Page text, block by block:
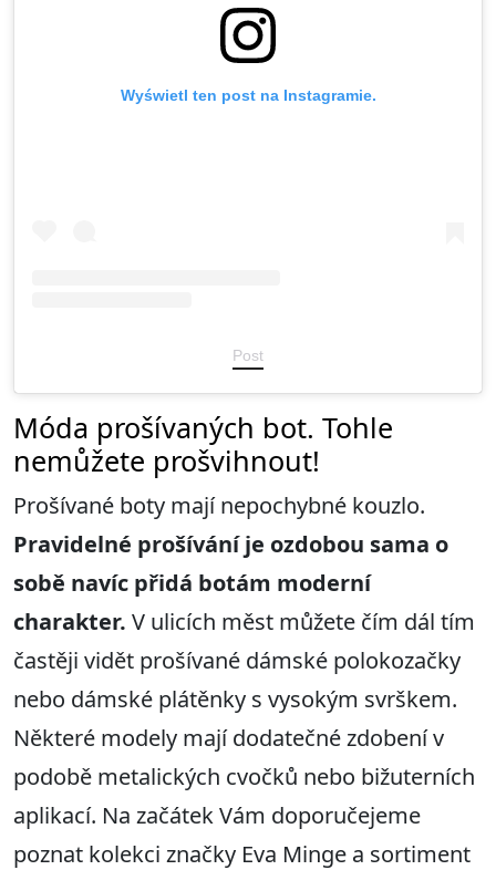
Wyświetl ten post na Instagramie.
Post
Móda prošívaných bot. Tohle
nemůžete prošvihnout!
Prošívané boty mají nepochybné kouzlo.
Pravidelné prošívání je ozdobou sama o
sobě navíc přidá botám moderní
charakter. V ulicích měst můžete čím dál tím
častěji vidět prošívané dámské polokozačky
nebo dámské plátěnky s vysokým svrškem.
Některé modely mají dodatečné zdobení v
podobě metalických cvočků nebo bižuterních
aplikací. Na začátek Vám doporučejeme
poznat kolekci značky Eva Minge a sortiment